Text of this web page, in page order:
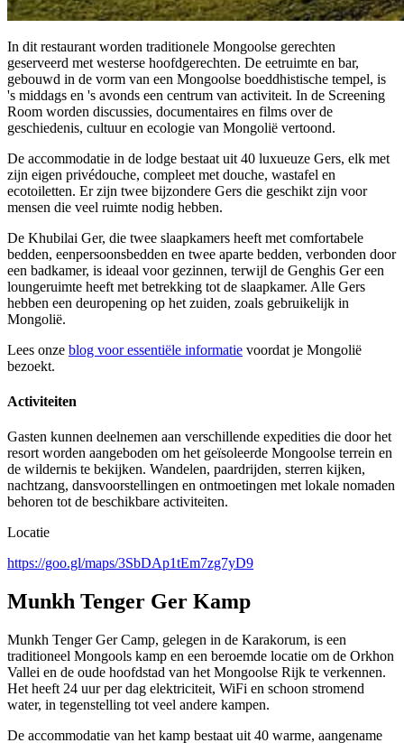
In dit restaurant worden traditionele Mongoolse gerechten
geserveerd met westerse hoofdgerechten. De eetruimte en bar,
gebouwd in de vorm van een Mongoolse boeddhistische tempel, is
's middags en 's avonds een centrum van activiteit. In de Screening
Room worden discussies, documentaires en films over de
geschiedenis, cultuur en ecologie van Mongolië vertoond.
De accommodatie in de lodge bestaat uit 40 luxueuze Gers, elk met
zijn eigen privédouche, compleet met douche, wastafel en
ecotoiletten. Er zijn twee bijzondere Gers die geschikt zijn voor
mensen die veel ruimte nodig hebben.
De Khubilai Ger, die twee slaapkamers heeft met comfortabele
bedden, eenpersoonsbedden en twee aparte bedden, verbonden door
een badkamer, is ideaal voor gezinnen, terwijl de Genghis Ger een
loungeruimte heeft met betrekking tot de slaapkamer. Alle Gers
hebben een deuropening op het zuiden, zoals gebruikelijk in
Mongolië.
Lees onze blog voor essentiële informatie voordat je Mongolië
bezoekt.
Activiteiten
Gasten kunnen deelnemen aan verschillende expedities die door het
resort worden aangeboden om het geïsoleerde Mongoolse terrein en
de wildernis te bekijken. Wandelen, paardrijden, sterren kijken,
nachtzang, dansvoorstellingen en ontmoetingen met lokale nomaden
behoren tot de beschikbare activiteiten.
Locatie
https://goo.gl/maps/3SbDAp1tEm7zg7yD9
Munkh Tenger Ger Kamp
Munkh Tenger Ger Camp, gelegen in de Karakorum, is een
traditioneel Mongools kamp en een beroemde locatie om de Orkhon
Vallei en de oude hoofdstad van het Mongoolse Rijk te verkennen.
Het heeft 24 uur per dag elektriciteit, WiFi en schoon stromend
water, in tegenstelling tot veel andere kampen.
De accommodatie van het kamp bestaat uit 40 warme, aangename